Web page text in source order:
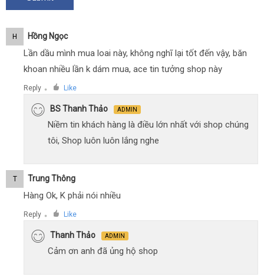
H Hồng Ngọc
Lần dầu mình mua loai này, không nghĩ lại tốt đến vậy, băn
khoan nhiều lần k dám mua, ace tin tưởng shop này
Reply ● Like
BS Thanh Thảo ADMIN
Niềm tin khách hàng là điều lớn nhất với shop chúng
tôi, Shop luôn luôn lắng nghe
T Trung Thông
Hàng Ok, K phải nói nhiều
Reply ● Like
Thanh Thảo ADMIN
Cảm ơn anh đã ủng hộ shop